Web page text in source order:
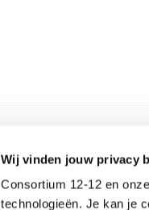
Wij vinden jouw privacy
Consortium 12-12 en
technologieën. Je kan je